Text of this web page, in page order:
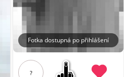
Fotka dostupná po přihlášení
?